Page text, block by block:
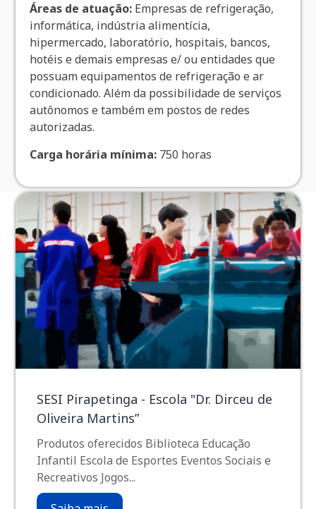
Áreas de atuação: Empresas de refrigeração,
informática, indústria alimentícia,
hipermercado, laboratório, hospitais, bancos,
hotéis e demais empresas e/ ou entidades que
possuam equipamentos de refrigeração e ar
condicionado. Além da possibilidade de serviços
autônomos e também em postos de redes
autorizadas.
Carga horária mínima: 750 horas
SESI Pirapetinga - Escola "Dr. Dirceu de
Oliveira Martins”
Produtos oferecidos Biblioteca Educação
Infantil Escola de Esportes Eventos Sociais e
Recreativos Jogos...